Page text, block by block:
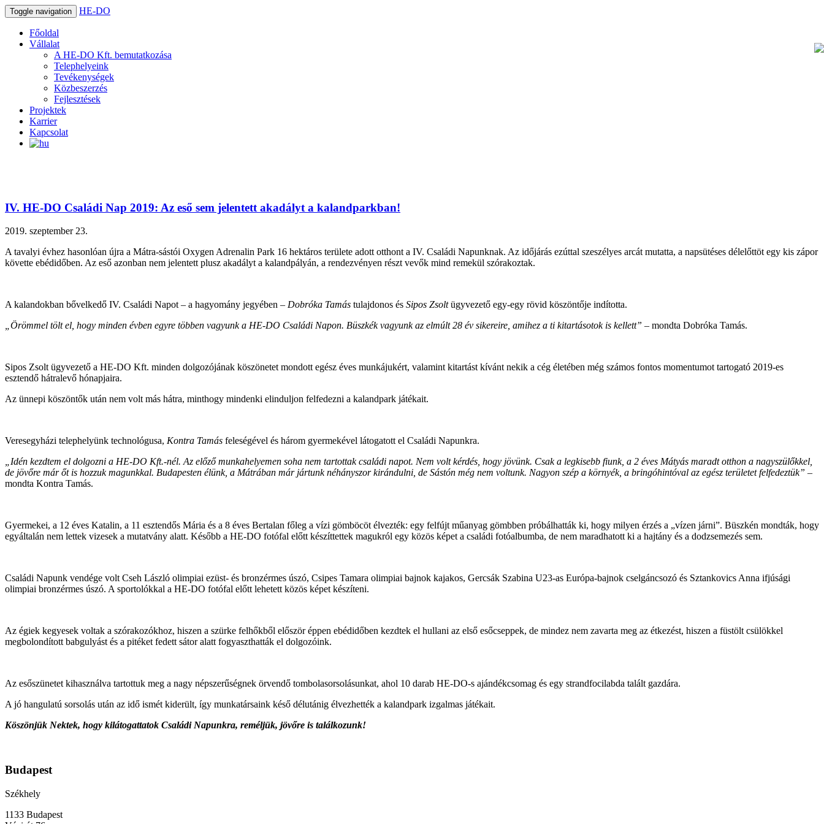
Toggle navigation HE-DO
Főoldal
Vállalat
A HE-DO Kft. bemutatkozása
Telephelyeink
Tevékenységek
Közbeszerzés
Fejlesztések
Projektek
Karrier
Kapcsolat
IV. HE-DO Családi Nap 2019: Az eső sem jelentett akadályt a kalandparkban!
2019. szeptember 23.
A tavalyi évhez hasonlóan újra a Mátra-sástói Oxygen Adrenalin Park 16 hektáros területe adott otthont a IV. Családi Napunknak. Az időjárás ezúttal szeszélyes arcát mutatta, a napsütéses délelőttöt egy kis zápor
követte ebédidőben. Az eső azonban nem jelentett plusz akadályt a kalandpályán, a rendezvényen részt vevők mind remekül szórakoztak.
A kalandokban bővelkedő IV. Családi Napot – a hagyomány jegyében – Dobróka Tamás tulajdonos és Sipos Zsoltügyvezető egy-egy rövid köszöntője indította.
„Örömmel tölt el, hogy minden évben egyre többen vagyunk a HE-DO Családi Napon. Büszkék vagyunk az elmúlt 28 év sikereire, amihez a ti kitartásotok is kellett” – mondta Dobróka Tamás.
Sipos Zsolt ügyvezető a HE-DO Kft. minden dolgozójának köszönetet mondott egész éves munkájukért, valamint kitartást kívánt nekik a cég életében még számos fontos momentumot tartogató 2019-es
esztendő hátralevő hónapjaira.
Az ünnepi köszöntők után nem volt más hátra, minthogy mindenki elinduljon felfedezni a kalandpark játékait.
Veresegyházi telephelyünk technológusa, Kontra Tamás feleségével és három gyermekével látogatott el Családi Napunkra.
„Idén kezdtem el dolgozni a HE-DO Kft.-nél. Az előző munkahelyemen soha nem tartottak családi napot. Nem volt kérdés, hogy jövünk. Csak a legkisebb fiunk, a 2 éves Mátyás maradt otthon a nagyszülőkkel,
de jövőre már őt is hozzuk magunkkal. Budapesten élünk, a Mátrában már jártunk néhányszor kirándulni, de Sástón még nem voltunk. Nagyon szép a környék, a bringóhintóval az egész területet felfedeztük” –
mondta Kontra Tamás.
Gyermekei, a 12 éves Katalin, a 11 esztendős Mária és a 8 éves Bertalan főleg a vízi gömböcöt élvezték: egy felfújt műanyag gömbben próbálhatták ki, hogy milyen érzés a „vízen járni”. Büszkén mondták, hogy
egyáltalán nem lettek vizesek a mutatvány alatt. Később a HE-DO fotófal előtt készíttettek magukról egy közös képet a családi fotóalbumba, de nem maradhatott ki a hajtány és a dodzsemezés sem.
Családi Napunk vendége volt Cseh László olimpiai ezüst- és bronzérmes úszó, Csipes Tamara olimpiai bajnok kajakos, Gercsák Szabina U23-as Európa-bajnok cselgáncsozó és Sztankovics Anna ifjúsági
olimpiai bronzérmes úszó. A sportolókkal a HE-DO fotófal előtt lehetett közös képet készíteni.
Az égiek kegyesek voltak a szórakozókhoz, hiszen a szürke felhőkből először éppen ebédidőben kezdtek el hullani az első esőcseppek, de mindez nem zavarta meg az étkezést, hiszen a füstölt csülökkel
megbolondított babgulyást és a pitéket fedett sátor alatt fogyaszthatták el dolgozóink.
Az esőszünetet kihasználva tartottuk meg a nagy népszerűségnek örvendő tombolasorsolásunkat, ahol 10 darab HE-DO-s ajándékcsomag és egy strandfocilabda talált gazdára.
A jó hangulatú sorsolás után az idő ismét kiderült, így munkatársaink késő délutánig élvezhették a kalandpark izgalmas játékait.
Köszönjük Nektek, hogy kilátogattatok Családi Napunkra, reméljük, jövőre is találkozunk!
Budapest
Székhely
1133 Budapest